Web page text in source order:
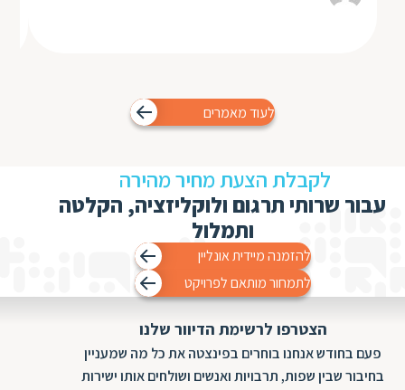
לעוד מאמרים
לקבלת הצעת מחיר מהירה
עבור שרותי תרגום ולוקליזציה, הקלטה
ותמלול
להזמנה מיידית אונליין
לתמחור מותאם לפרויקט
הצטרפו לרשימת הדיוור שלנו
פעם בחודש אנחנו בוחרים בפינצטה את כל מה שמעניין
בחיבור שבין שפות, תרבויות ואנשים ושולחים אותו ישירות